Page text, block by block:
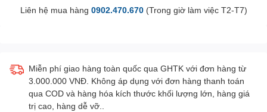
Liên hệ mua hàng 0902.470.670(Trong giờ làm việc T2-T7)
Miễn phí giao hàng toàn quốc qua GHTK với đơn hàng từ
3.000.000 VNĐ. Không áp dụng với đơn hàng thanh toán
qua COD và hàng hóa kích thước khối lượng lớn, hàng giá
trị cao, hàng dễ vỡ..